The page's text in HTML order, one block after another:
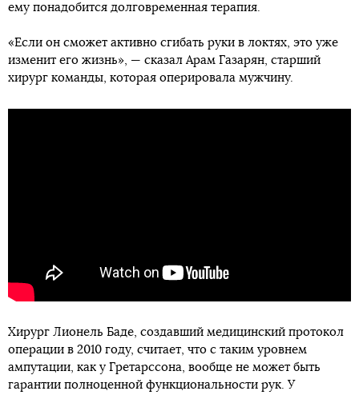
ему понадобится долговременная терапия.
«Если он сможет активно сгибать руки в локтях, это уже
изменит его жизнь», — сказал Арам Газарян, старший
хирург команды, которая оперировала мужчину.
Хирург Лионель Баде, создавший медицинский протокол
операции в 2010 году, считает, что с таким уровнем
ампутации, как у Гретарссона, вообще не может быть
гарантии полноценной функциональности рук. У